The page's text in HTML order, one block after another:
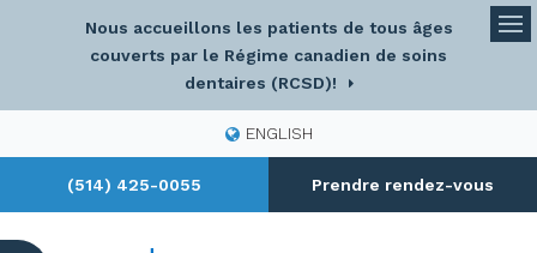
Nous accueillons les patients de tous âges
couverts par le Régime canadien de soins
dentaires (RCSD)!
ENGLISH
(514) 425-0055 Prendre rendez-vous